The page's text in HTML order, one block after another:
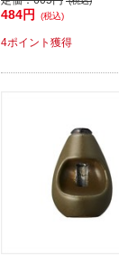
484円 (税込)
4ポイント獲得